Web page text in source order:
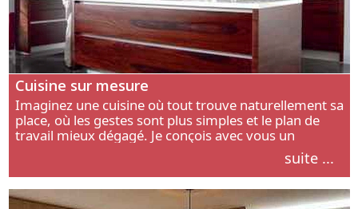
Cuisine sur mesure
Imaginez une cuisine où tout trouve naturellement sa
place, où les gestes sont plus simples et le plan de
travail mieux dégagé. Je conçois avec vous un
aménagement adapté à votre manière de cuisiner, de
suite ...